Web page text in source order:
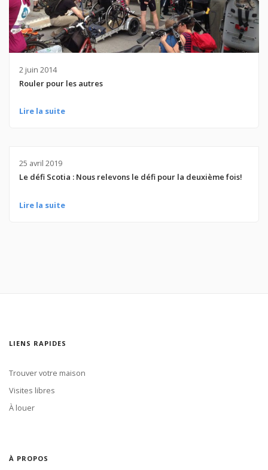
2 juin 2014
Rouler pour les autres
Lire la suite
25 avril 2019
Le défi Scotia : Nous relevons le défi pour la deuxième fois!
Lire la suite
LIENS RAPIDES
Trouver votre maison
Visites libres
À louer
À PROPOS